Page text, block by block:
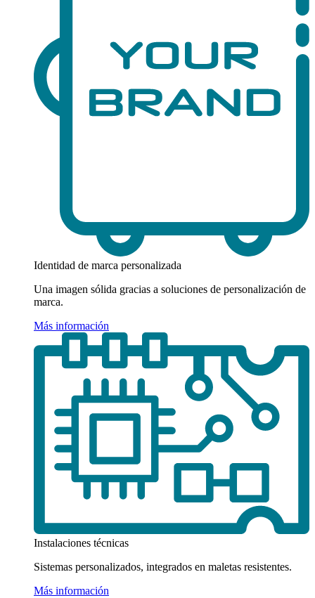
Identidad de marca personalizada
Una imagen sólida gracias a soluciones de personalización de
marca.
Más información
Instalaciones técnicas
Sistemas personalizados, integrados en maletas resistentes.
Más información